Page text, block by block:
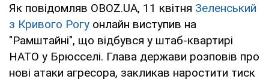
Як повідомляв OBOZ.UA, 11 квітня Зеленський
з Кривого Рогу онлайн виступив на
"Рамштайні", що відбувся у штаб-квартирі
НАТО у Брюсселі. Глава держави розповів про
нові атаки агресора, закликав наростити тиск